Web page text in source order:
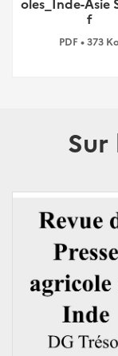
f
PDF • 373 Ko